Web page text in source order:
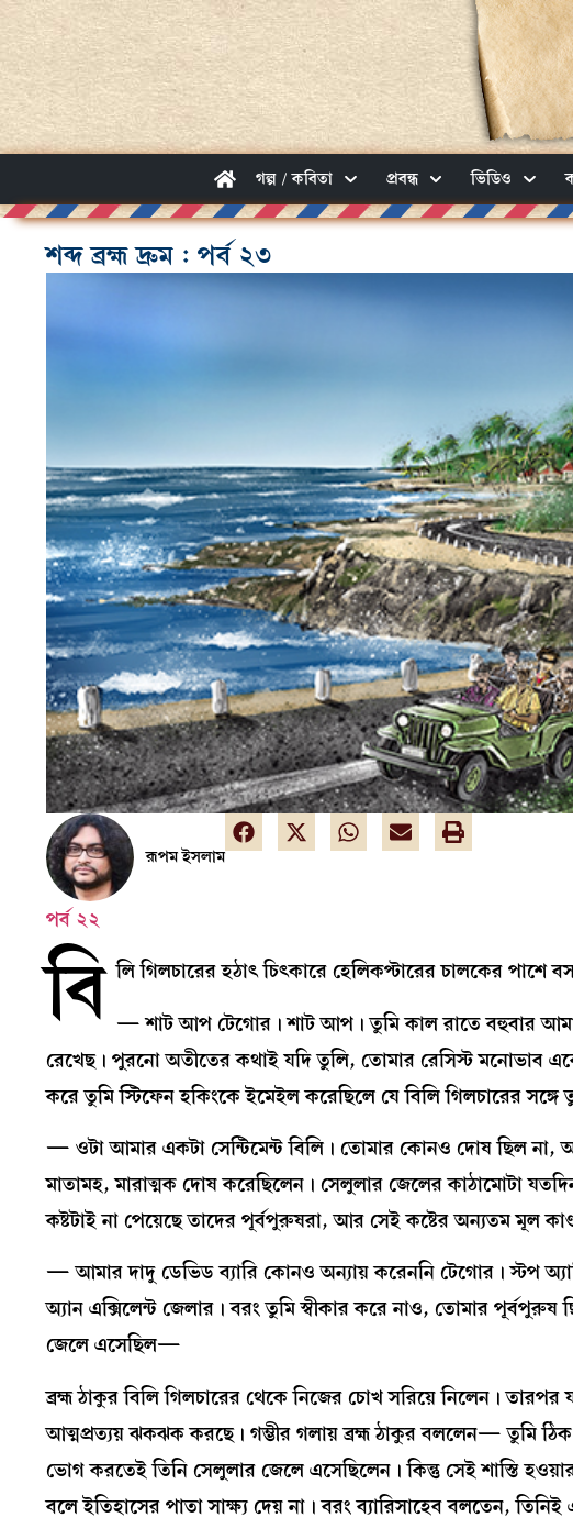
গল্প / কবিতা প্রবন্ধ ভিডিও
শব্দ ব্রহ্ম দ্রুম : পর্ব ২৩
রূপম ইসলাম
পর্ব ২২
বি লি গিলচারের হঠাৎ চিৎকারে হেলিকপ্টারের চালকের
— শাট আপ টেগোর। শাট আপ। তুমি কাল রাতে বহুবার
রেখেছ। পুরনো অতীতের কথাই যদি তুলি, তোমার রেসিস্ট মনোভাব
করে তুমি স্টিফেন হকিংকে ইমেইল করেছিলে যে বিলি গিলচারের
— ওটা আমার একটা সেন্টিমেন্ট বিলি। তোমার কোনও দোষ ছিল না,
মাতামহ, মারাত্মক দোষ করেছিলেন। সেলুলার জেলের কাঠামোটা
কষ্টটাই না পেয়েছে তাদের পূর্বপুরুষরা, আর সেই কষ্টের অন্যতম মূল
— আমার দাদু ডেভিড ব্যারি কোনও অন্যায় করেননি টেগোর। স্টপ
অ্যান এক্সিলেন্ট জেলার। বরং তুমি স্বীকার করে নাও, তোমার
জেলে এসেছিল—
ব্রহ্ম ঠাকুর বিলি গিলচারের থেকে নিজের চোখ সরিয়ে নিলেন।
আত্মপ্রত্যয় ঝকঝক করছে। গম্ভীর গলায় ব্রহ্ম ঠাকুর বললেন— তুমি
ভোগ করতেই তিনি সেলুলার জেলে এসেছিলেন। কিন্তু সেই শাস্তি
বলে ইতিহাসের পাতা সাক্ষ্য দেয় না। বরং ব্যারিসাহেব বলতেন,